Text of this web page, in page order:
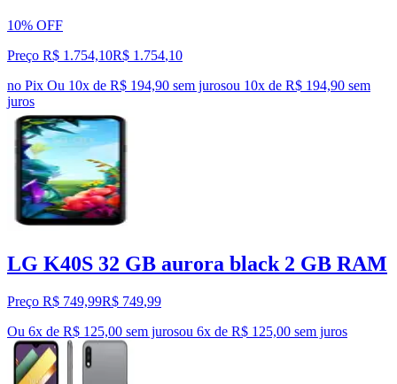
10% OFF
Preço R$ 1.754,10R$ 1.754,10
no Pix Ou 10x de R$ 194,90 sem jurosou 10x de R$ 194,90 sem
juros
LG K40S 32 GB aurora black 2 GB RAM
Preço R$ 749,99R$ 749,99
Ou 6x de R$ 125,00 sem jurosou 6x de R$ 125,00 sem juros